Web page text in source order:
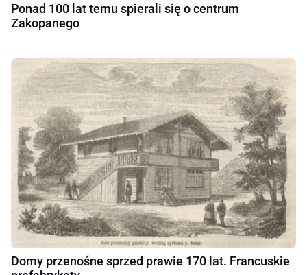
Ponad 100 lat temu spierali się o centrum
Zakopanego
Domy przenośne sprzed prawie 170 lat. Francuskie